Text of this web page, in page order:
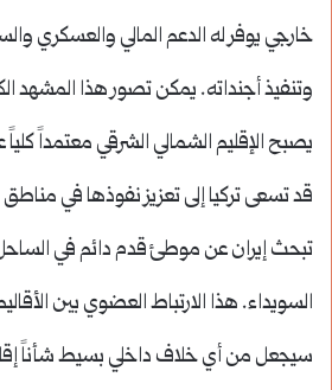
خارجي يوفر له الدعم المالي والعسكري
وتنفيذ أجنداته. يمكن تصور هذا المشهد
يصبح الإقليم الشمالي الشرقي معتمداً كلياً
قد تسعى تركيا إلى تعزيز نفوذها في
تبحث إيران عن موطئ قدم دائم في
السويداء. هذا الارتباط العضوي بين
سيجعل من أي خلاف داخلي بسيط شأناً